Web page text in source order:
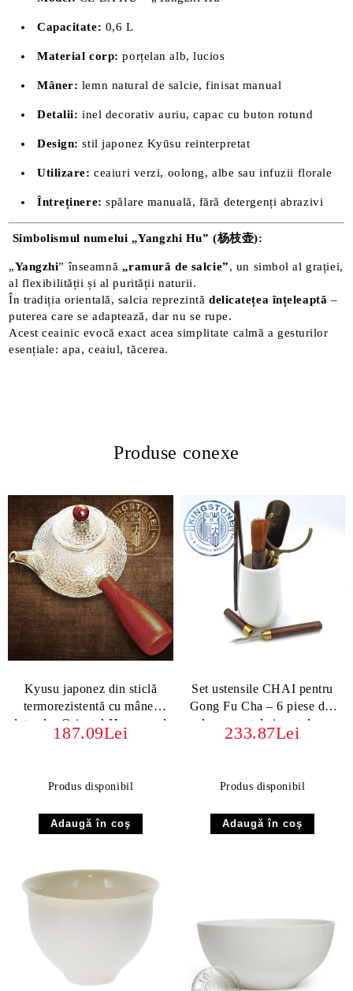
Capacitate: 0,6 L
Material corp: porțelan alb, lucios
Mâner: lemn natural de salcie, finisat manual
Detalii: inel decorativ auriu, capac cu buton rotund
Design: stil japonez Kyūsu reinterpretat
Utilizare: ceaiuri verzi, oolong, albe sau infuzii florale
Întreținere: spălare manuală, fără detergenți abrazivi
Simbolismul numelui „Yangzhi Hu” (杨枝壶):
„Yangzhi” înseamnă „ramură de salcie”, un simbol al grației,
al flexibilității și al purității naturii.
În tradiția orientală, salcia reprezintă delicatețea înțeleaptă –
puterea care se adaptează, dar nu se rupe.
Acest ceainic evocă exact acea simplitate calmă a gesturilor
esențiale: apa, ceaiul, tăcerea.
Produse conexe
Kyusu japonez din sticlă
termorezistentă cu mâner
lateral – Oriental Hammered
Glass 300 ml
187.09Lei
Produs disponibil
Set ustensile CHAI pentru
Gong Fu Cha – 6 piese din
lemn, metal și porțelan
233.87Lei
Produs disponibil